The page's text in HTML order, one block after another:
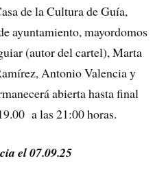
de la Cultura de Guía,
ayuntamiento, mayordomos
(autor del cartel), Marta
Antonio Valencia y
abierta hasta final
a las 21:00 horas.
el 07.09.25